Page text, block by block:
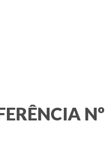
Nº